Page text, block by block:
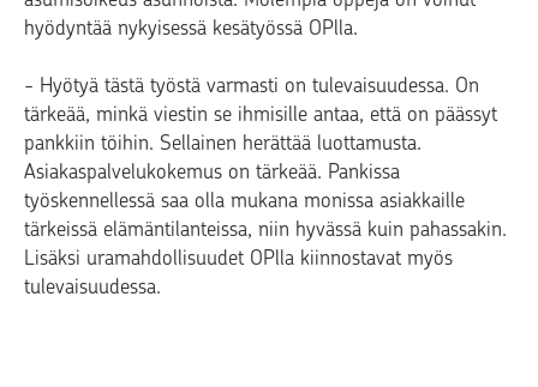
hyödyntää nykyisessä kesätyössä OPlla.
- Hyötyä tästä työstä varmasti on tulevaisuudessa. On
tärkeää, minkä viestin se ihmisille antaa, että on päässyt
pankkiin töihin. Sellainen herättää luottamusta.
Asiakaspalvelukokemus on tärkeää. Pankissa
työskennellessä saa olla mukana monissa asiakkaille
tärkeissä elämäntilanteissa, niin hyvässä kuin pahassakin.
Lisäksi uramahdollisuudet OPlla kiinnostavat myös
tulevaisuudessa.